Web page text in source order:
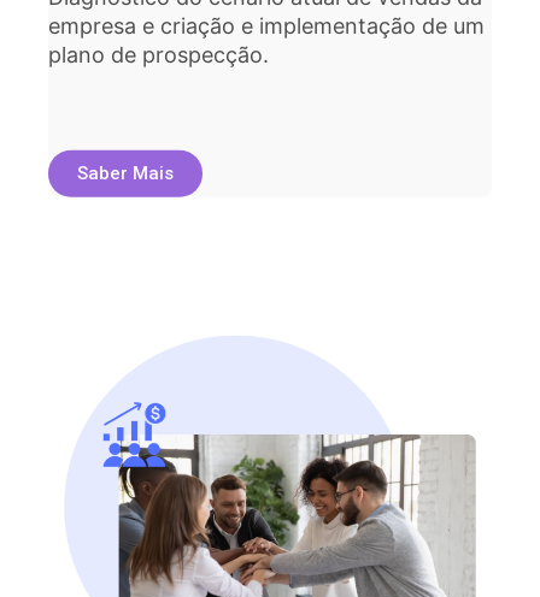
empresa e criação e implementação de um
plano de prospecção.​
Saber Mais